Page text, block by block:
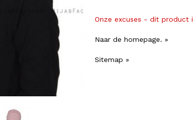
Onze excuses - dit product
Naar de homepage. »
Sitemap »